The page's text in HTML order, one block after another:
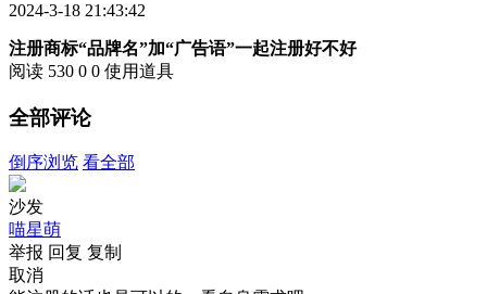
2024-3-18 21:43:42
注册商标“品牌名”加“广告语”一起注册好不好
阅读 530 0 0 使用道具
全部评论
倒序浏览 看全部
沙发
喵星萌
举报 回复 复制
取消